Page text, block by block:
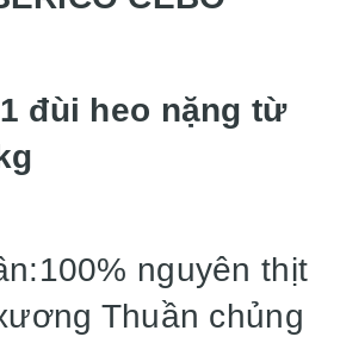
đùi heo nặng từ
nguyên thịt
Thuần chủng